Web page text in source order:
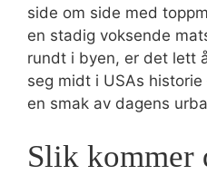
side om side med
en stadig voksende
rundt i byen, er det lett
seg midt i USAs
en smak av dagens
Slik kommer